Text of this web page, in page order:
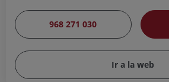
968 271 030
Ir a la web